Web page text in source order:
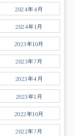
2024年4月
2024年1月
2023年10月
2023年7月
2023年4月
2023年1月
2022年10月
2022年7月